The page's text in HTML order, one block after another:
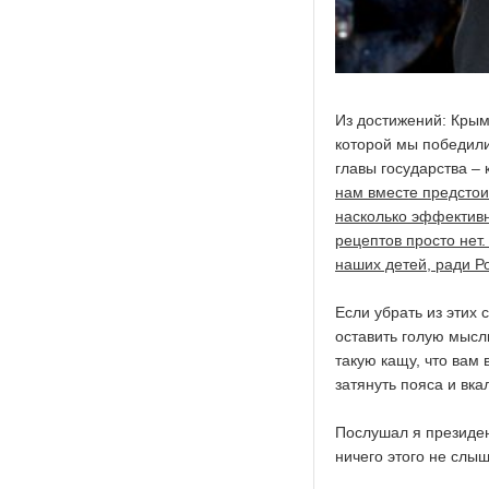
Из достижений:
которой мы
главы государства
нам вместе
насколько
рецептов просто
наших детей, ради
Если убрать из
оставить голую
такую кащу, что вам
затянуть пояса и
Послушал я
ничего этого не